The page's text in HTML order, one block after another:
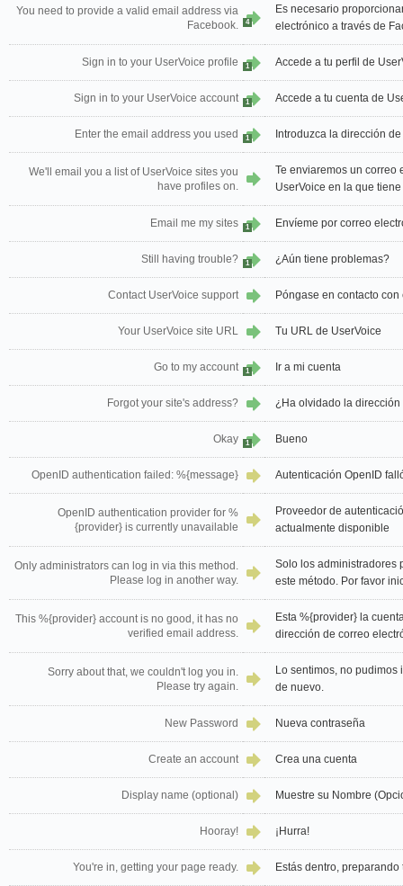
You need to provide a valid email address via
Facebook.
4
Es necesario
electrónico a través de
Sign in to your UserVoice profile 1 Accede a tu perfil de
Sign in to your UserVoice account 1 Accede a tu cuenta de
Enter the email address you used 1 Introduzca la dirección
We'll email you a list of UserVoice sites you
have profiles on.
Te enviaremos un correo
UserVoice en la que
Email me my sites 1 Envíeme por correo
Still having trouble? 1 ¿Aún tiene problemas?
Contact UserVoice support Póngase en contacto
Your UserVoice site URL Tu URL de UserVoice
Go to my account 1 Ir a mi cuenta
Forgot your site's address? ¿Ha olvidado la dirección
Okay 1 Bueno
OpenID authentication failed: %{message} Autenticación OpenID
OpenID authentication provider for %
{provider} is currently unavailable
Proveedor de
actualmente disponible
Only administrators can log in via this method.
Please log in another way.
Solo los administradores
este método. Por favor
This %{provider} account is no good, it has no
verified email address.
Esta %{provider} la
dirección de correo
Sorry about that, we couldn't log you in.
Please try again.
Lo sentimos, no pudimos
de nuevo.
New Password Nueva contraseña
Create an account Crea una cuenta
Display name (optional) Muestre su Nombre
Hooray! ¡Hurra!
You're in, getting your page ready. Estás dentro, preparando